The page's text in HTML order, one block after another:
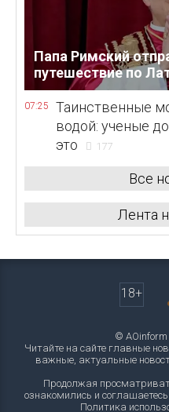
Папа Римский
путешествие по
07:25
Таинственные
водой: ученые
это
177
Все
Лента
18+
© AOinform
Читайте на сайте главные
важные, актуальные
Продолжая
ознакомились и
Политика